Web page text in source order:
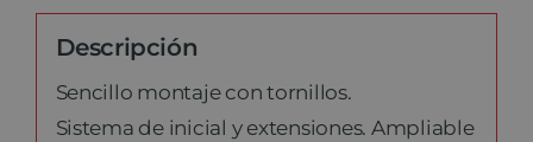
Descripción
Sencillo montaje con tornillos.
Sistema de inicial y extensiones. Ampliable